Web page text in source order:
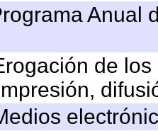
Anual
de